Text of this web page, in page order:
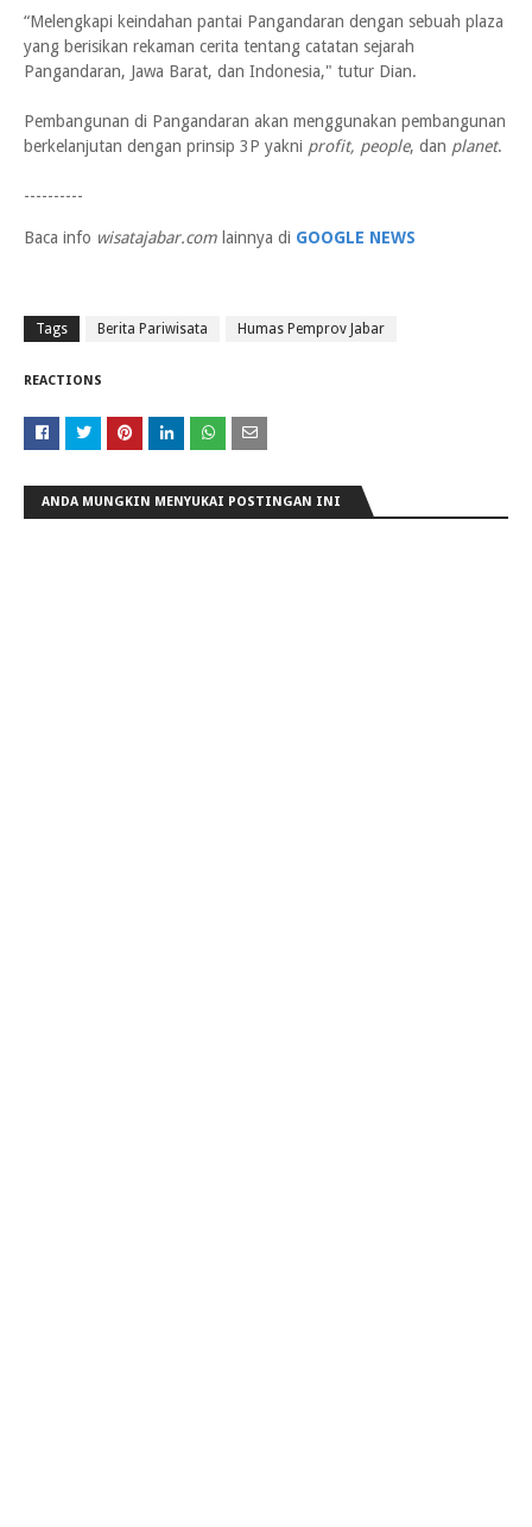
“Melengkapi keindahan pantai Pangandaran dengan sebuah plaza
yang berisikan rekaman cerita tentang catatan sejarah
Pangandaran, Jawa Barat, dan Indonesia," tutur Dian.
Pembangunan di Pangandaran akan menggunakan pembangunan
berkelanjutan dengan prinsip 3P yakni profit, people, dan planet.
----------
Baca info wisatajabar.com lainnya di GOOGLE NEWS
Tags Berita Pariwisata Humas Pemprov Jabar
REACTIONS
ANDA MUNGKIN MENYUKAI POSTINGAN INI